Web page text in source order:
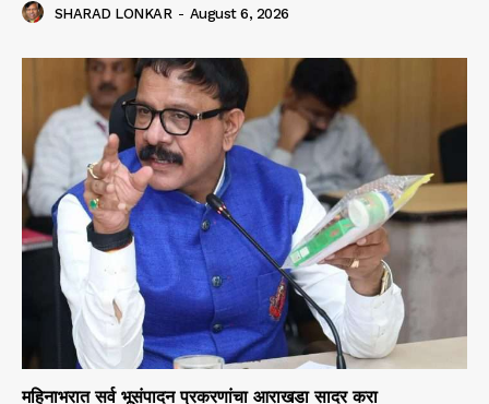
SHARAD LONKAR - August 6, 2026
महिनाभरात सर्व भूसंपादन प्रकरणांचा आराखडा सादर करा